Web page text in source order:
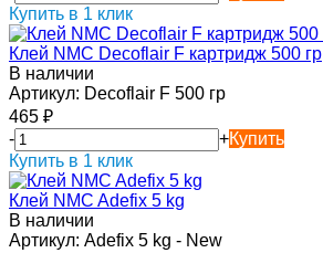
Купить в 1 клик
Клей NMC Decoflair F картридж 500 гр
В наличии
Артикул: Decoflair F 500 гр
465 ₽
-
+Купить
Купить в 1 клик
Клей NMC Adefix 5 kg
В наличии
Артикул: Adefix 5 kg - New